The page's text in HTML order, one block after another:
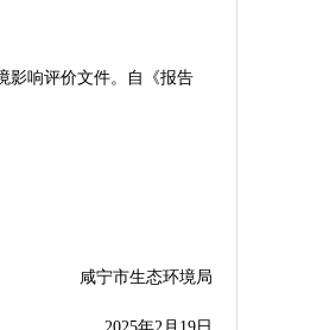
影响评价文件。自《报告
咸宁市生态环境局